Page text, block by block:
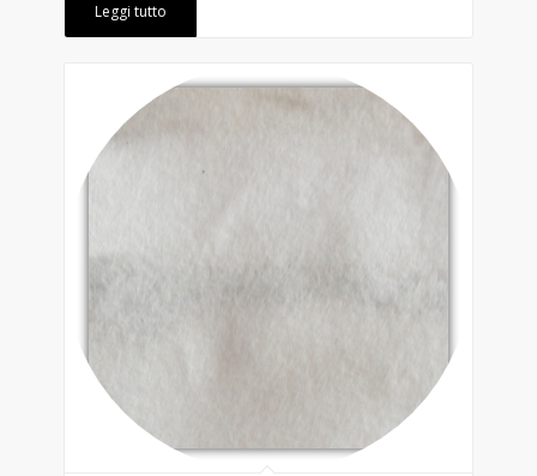
Leggi tutto